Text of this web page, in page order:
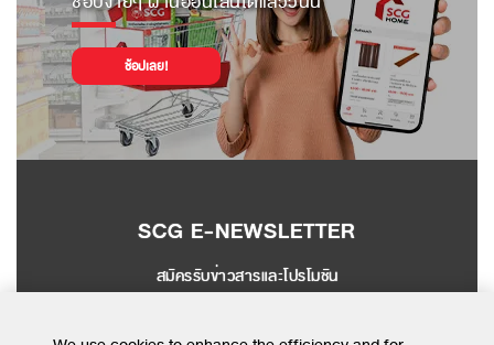
ช้อปเลย!
SCG E-NEWSLETTER
สมัครรับข่าวสารและโปรโมชัน
SEND